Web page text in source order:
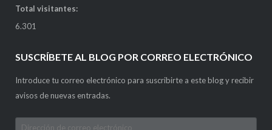
Total visitantes:
6.301
SUSCRÍBETE AL BLOG POR CORREO ELECTRÓNICO
Introduce tu correo electrónico para suscribirte a este blog y recibir
avisos de nuevas entradas.
Dirección